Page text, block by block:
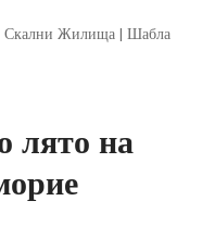
Скални Жилища | Шабла
лято на